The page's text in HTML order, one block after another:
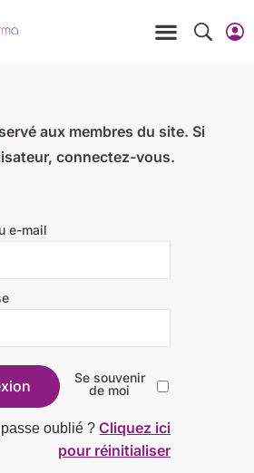
aux membres du site. Si
connectez-vous.
e-mail
Se souvenir
de moi
passe oublié ?Cliquez ici
pour réinitialiser